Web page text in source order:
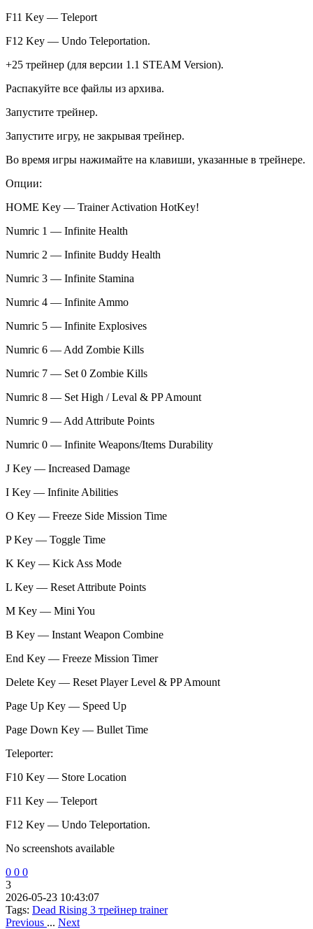
F11 Key — Teleport
F12 Key — Undo Teleportation.
+25 трейнер (для версии 1.1 STEAM Version).
Распакуйте все файлы из архива.
Запустите трейнер.
Запустите игру, не закрывая трейнер.
Во время игры нажимайте на клавиши, указанные в трейнере.
Опции:
HOME Key — Trainer Activation HotKey!
Numric 1 — Infinite Health
Numric 2 — Infinite Buddy Health
Numric 3 — Infinite Stamina
Numric 4 — Infinite Ammo
Numric 5 — Infinite Explosives
Numric 6 — Add Zombie Kills
Numric 7 — Set 0 Zombie Kills
Numric 8 — Set High / Leval & PP Amount
Numric 9 — Add Attribute Points
Numric 0 — Infinite Weapons/Items Durability
J Key — Increased Damage
I Key — Infinite Abilities
O Key — Freeze Side Mission Time
P Key — Toggle Time
K Key — Kick Ass Mode
L Key — Reset Attribute Points
M Key — Mini You
B Key — Instant Weapon Combine
End Key — Freeze Mission Timer
Delete Key — Reset Player Level & PP Amount
Page Up Key — Speed Up
Page Down Key — Bullet Time
Teleporter:
F10 Key — Store Location
F11 Key — Teleport
F12 Key — Undo Teleportation.
No screenshots available
0 0 0
3
2026-05-23 10:43:07
Tags: Dead Rising 3 трейнер trainer
Previous ... Next